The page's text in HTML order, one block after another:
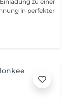
zu einer
in perfekter